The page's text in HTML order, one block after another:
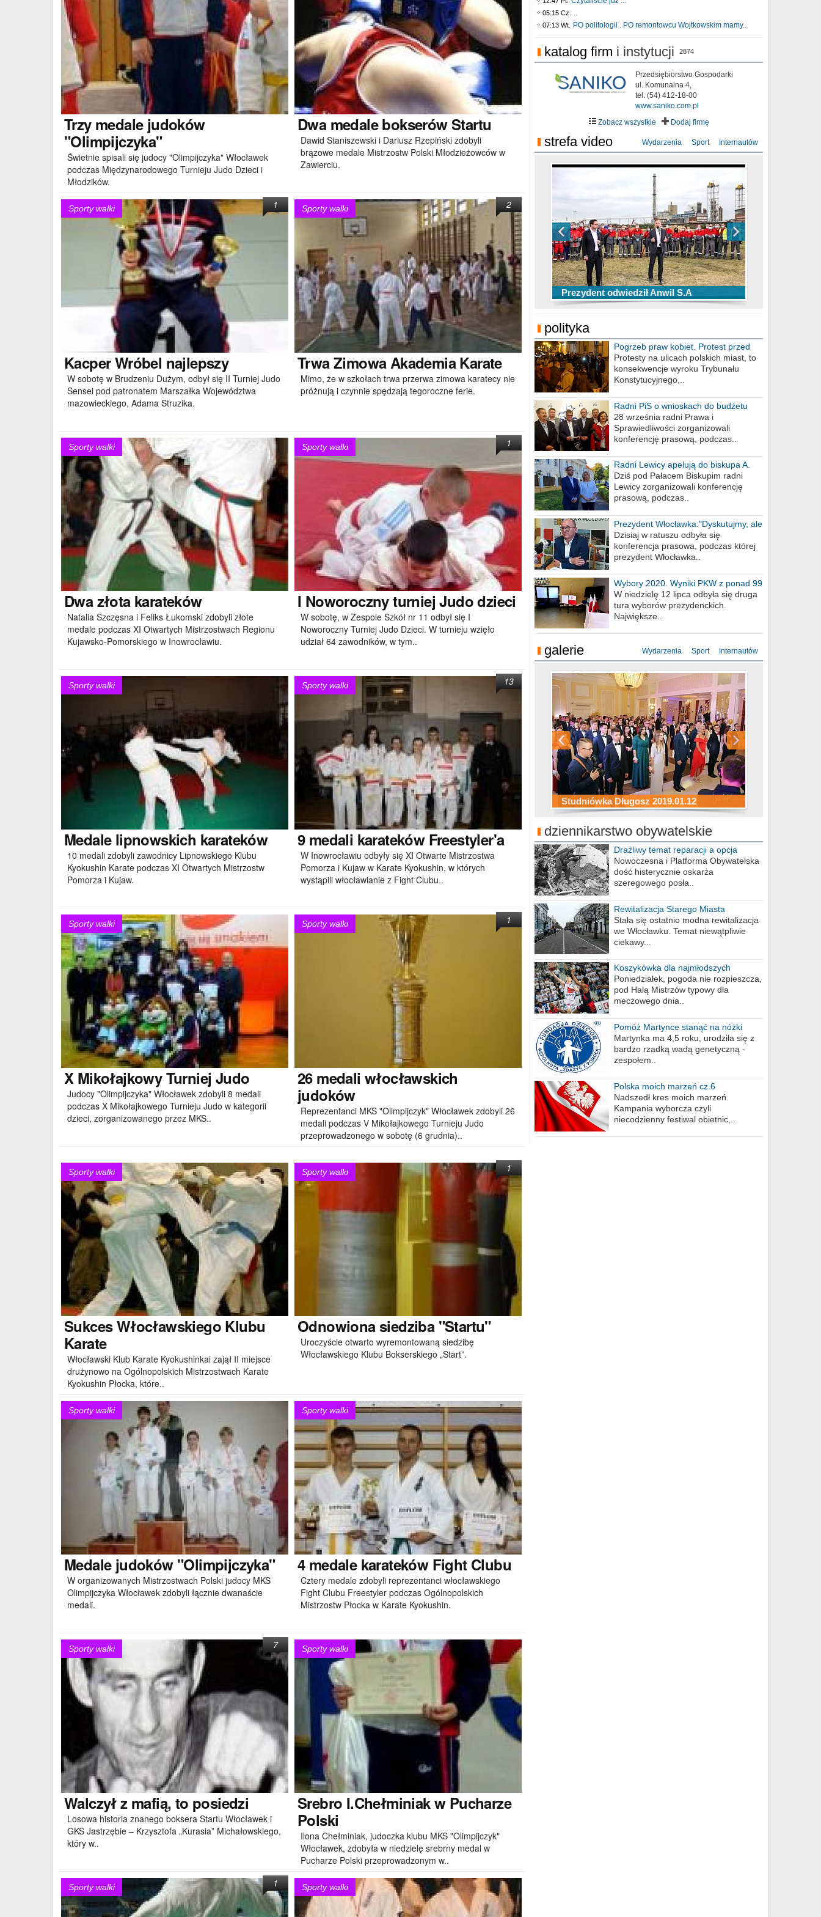
Trzymedale judoków
"Olimpijczyka"
Świetnie spisali się judocy "Olimpijczyka" Włocławek
podczas Międzynarodowego Turnieju Judo Dzieci i
Młodzików.
Dwa medale bokserów Startu
Dawid Staniszewski i Dariusz Rzepiński zdobyli
brązowe medale Mistrzostw Polski Młodzieżowców w
Zawierciu.
Sporty walki
KacperWróbel najlepszy
W sobotę w Brudzeniu Dużym, odbył się II Turniej Judo
Sensei pod patronatem Marszałka Województwa
mazowieckiego, Adama Struzika.
1 Sporty walki
Trwa Zimowa Akademia Karate
Mimo, że w szkołach trwa przerwa zimowa karatecy nie
próżnują i czynnie spędzają tegoroczne ferie.
2
Sporty walki
Dwa złota karateków
Natalia Szczęsna i Feliks Łukomski zdobyli złote
medale podczas XI Otwartych Mistrzostwach Regionu
Kujawsko-Pomorskiego w Inowrocławiu.
Sporty walki
I Noworoczny turniej Judo dzieci
W sobotę, w Zespole Szkół nr 11 odbył się I
Noworoczny Turniej Judo Dzieci. W turnieju wzięło
udział 64 zawodników, w tym..
1
Sporty walki
Medalelipnowskich karateków
10 medali zdobyli zawodnicy Lipnowskiego Klubu
Kyokushin Karate podczas XI Otwartych Mistrzostw
Pomorza i Kujaw.
Sporty walki
9medali karateków Freestyler'a
W Inowrocławiu odbyły się XI Otwarte Mistrzostwa
Pomorza i Kujaw w Karate Kyokushin, w których
wystąpili włocławianie z Fight Clubu..
13
Sporty walki
XMikołajkowy Turniej Judo
Judocy "Olimpijczyka" Włocławek zdobyli 8 medali
podczas X Mikołajkowego Turnieju Judo w kategorii
dzieci, zorganizowanego przez MKS..
Sporty walki
26medali włocławskich
judoków
Reprezentanci MKS "Olimpijczyk" Włocławek zdobyli 26
medali podczas V Mikołajkowego Turnieju Judo
przeprowadzonego w sobotę (6 grudnia)..
1
Sporty walki
SukcesWłocławskiego Klubu
Karate
Włocławski Klub Karate Kyokushinkai zajął II miejsce
drużynowo na Ogólnopolskich Mistrzostwach Karate
Kyokushin Płocka, które..
Sporty walki
Odnowiona siedziba "Startu"
Uroczyście otwarto wyremontowaną siedzibę
Włocławskiego Klubu Bokserskiego „Start”.
1
Sporty walki
Medalejudoków "Olimpijczyka"
W organizowanych Mistrzostwach Polski judocy MKS
Olimpijczyka Włocławek zdobyli łącznie dwanaście
medali.
Sporty walki
4medale karateków Fight Clubu
Cztery medale zdobyli reprezentanci włocławskiego
Fight Clubu Freestyler podczas Ogólnopolskich
Mistrzostw Płocka w Karate Kyokushin.
Sporty walki
Walczyłz mafią, to posiedzi
Losowa historia znanego boksera Startu Włocławek i
GKS Jastrzębie – Krzysztofa „Kurasia” Michałowskiego,
który w..
7 Sporty walki
Srebro I.Chełminiak w Pucharze
Polski
Ilona Chełminiak, judoczka klubu MKS "Olimpijczyk"
Włocławek, zdobyła w niedzielę srebrny medal w
Pucharze Polski przeprowadzonym w..
Sporty walki 1 Sporty walki
05:15 Cz. ..
07:13 Wt. PO politologii . PO remontowcu Wojtkowskim mamy..
katalog firm i instytucji 2874
Przedsiębiorstwo Gospodarki
ul. Komunalna 4,
tel. (54) 412-18-00
www.saniko.com.pl
Zobacz wszystkie
Dodaj firmę
strefa video Wydarzenia Sport Internautów
Prezydent odwiedził Anwil S.A
TOP 10 przechwytów Anwilu Włocławek
w EBL w sezonie 2019/2020
TOP 5 rzutów Anwilu Włocławek w BCL
w sezonie 2019/2020
Ni To Ponk - W oczach mamy strach
sixf33t .Last Year DRONE FOOTAGE
Włocławek
XXIII Sesja Rady Miasta Włocławek VIII
kadencji w dniu 09.06.2020 r.
polityka
Pogrzeb praw kobiet. Protest przed
biurem poselskim PiS
Protesty na ulicach polskich miast, to
konsekwencje wyroku Trybunału
Konstytucyjnego,..
Radni PiS o wnioskach do budżetu
miasta na 2021 rok
28 września radni Prawa i
Sprawiedliwości zorganizowali
konferencję prasową, podczas..
Radni Lewicy apelują do biskupa A.
Wiesława Meringa
Dziś pod Pałacem Biskupim radni
Lewicy zorganizowali konferencję
prasową, podczas..
Prezydent Włocławka:"Dyskutujmy, ale
nie obrażajmy się”
Dzisiaj w ratuszu odbyła się
konferencja prasowa, podczas której
prezydent Włocławka..
Wybory 2020. Wyniki PKW z ponad 99
procent obwodów
W niedzielę 12 lipca odbyła się druga
tura wyborów prezydenckich.
Największe..
galerie Wydarzenia Sport Internautów
Studniówka Długosz 2019.01.12
ZS Budowlanych 2019.01.12
Studniówka LZK 2019.01.11
Studniówka Kopernik 2019.01.11
Studniówka LMK 2019.01.05
Studniówka ZS Ekonomicznych
2019.01.05
dziennikarstwo obywatelskie
Drażliwy temat reparacji a opcja
berlińska
Nowoczesna i Platforma Obywatelska
dość histerycznie oskarża
szeregowego posła..
Rewitalizacja Starego Miasta
Stała się ostatnio modna rewitalizacja
we Włocławku. Temat niewątpliwie
ciekawy...
Koszykówka dla najmłodszych
Poniedziałek, pogoda nie rozpieszcza,
pod Halą Mistrzów typowy dla
meczowego dnia..
Pomóż Martynce stanąć na nóżki
Martynka ma 4,5 roku, urodziła się z
bardzo rzadką wadą genetyczną -
zespołem..
Polska moich marzeń cz.6
Nadszedł kres moich marzeń.
Kampania wyborcza czyli
niecodzienny festiwal obietnic,..